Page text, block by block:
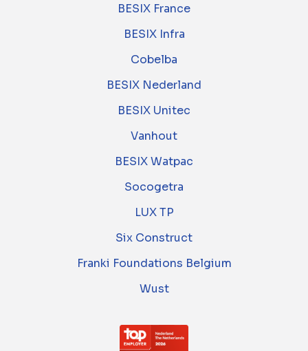
BESIX France
BESIX Infra
Cobelba
BESIX Nederland
BESIX Unitec
Vanhout
BESIX Watpac
Socogetra
LUX TP
Six Construct
Franki Foundations Belgium
Wust